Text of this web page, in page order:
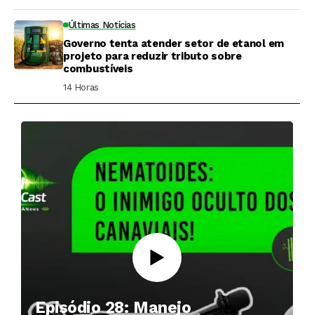
Últimas Notícias
Governo tenta atender setor de etanol em
projeto para reduzir tributo sobre
combustíveis
14 Horas ⁮
Episódio 28: Manejo